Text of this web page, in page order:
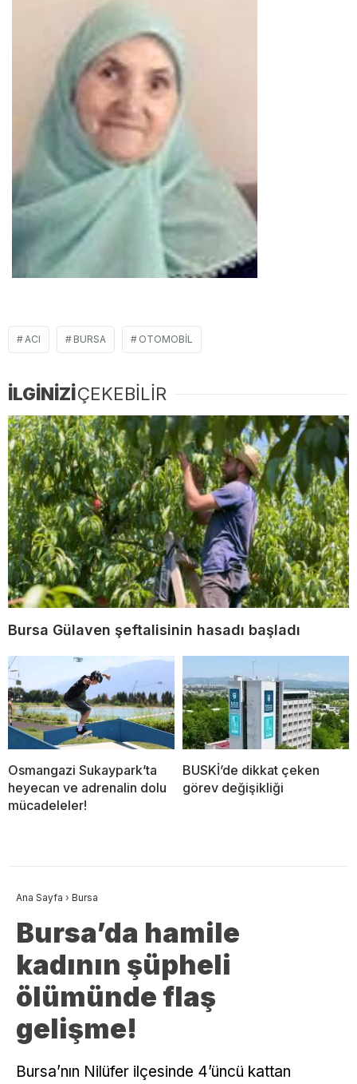
ACI BURSA OTOMOBIL
İLGİNİZİÇEKEBİLİR
Bursa Gülaven şeftalisinin hasadı başladı
Osmangazi Sukaypark’ta
heyecan ve adrenalin dolu
mücadeleler!
BUSKİ’de dikkat çeken
görev değişikliği
Ana Sayfa › Bursa
Bursa’da hamile
kadının şüpheli
ölümünde flaş
gelişme!
Bursa’nın Nilüfer ilçesinde 4’üncü kattan